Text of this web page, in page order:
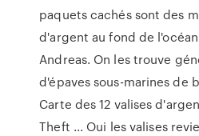
paquets cachés sont des
d'argent au fond de
Andreas. On les trouve
d'épaves sous-marines de
Carte des 12 valises
Theft ... Oui les valises